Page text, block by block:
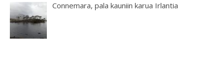
Connemara, pala kauniin karua Irlantia